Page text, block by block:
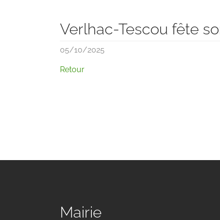
Verlhac-Tescou fête
05/10/2025
Retour
Mairie